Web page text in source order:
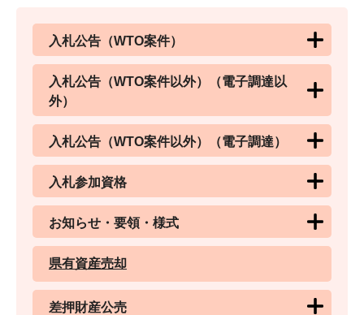
入札公告（WTO案件）
入札公告（WTO案件以外）（電子調達以
外）
入札公告（WTO案件以外）（電子調達）
入札参加資格
お知らせ・要領・様式
県有資産売却
差押財産公売